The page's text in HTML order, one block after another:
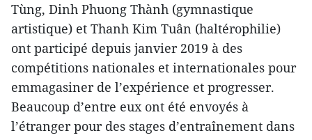
Tùng, Dinh Phuong Thành (gymnastique
artistique) et Thanh Kim Tuân (haltérophilie)
ont participé depuis janvier 2019 à des
compétitions nationales et internationales pour
emmagasiner de l’expérience et progresser.
Beaucoup d’entre eux ont été envoyés à
l’étranger pour des stages d’entraînement dans